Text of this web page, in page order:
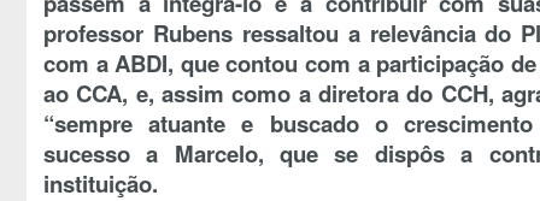
professor Rubens ressaltou a relevância do
com a ABDI, que contou com a participação
ao CCA, e, assim como a diretora do CCH,
“sempre atuante e buscado o
sucesso a Marcelo, que se dispôs a
instituição.